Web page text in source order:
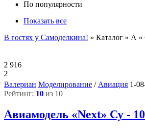
По популярности
Показать все
В гостях у Самоделкина! » Каталог » А
2 916
2
Валериан Моделирование / Авиация 1-
Рейтинг: 10 из 10
Авиамодель «Next» Су -